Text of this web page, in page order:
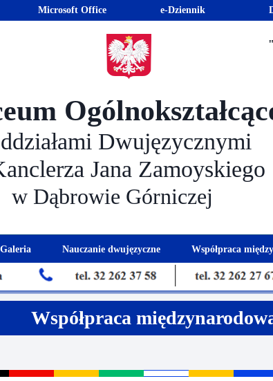
Współpraca
spotkań z rodzicami
Rodziców
Pedagogiczna
Galeria Nauczanie dwujęzyczne
Kadra dwujęzyczna
Współpraca
Dwujęzycznymi
Jana Zamoyskiego
w Dąbrowie Górniczej
e-Dziennik
Microsoft Office